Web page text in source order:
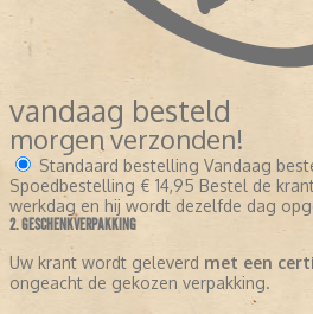
vandaag besteld
morgen verzonden!
Standaard bestelling Vandaag
Spoedbestelling € 14,95 Bestel de
werkdag en hij wordt dezelfde dag
2. GESCHENKVERPAKKING
Uw krant wordt geleverd met een
ongeacht de gekozen verpakking.